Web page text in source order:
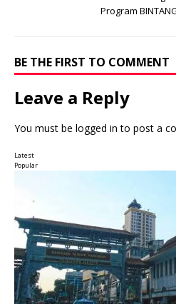
Program
BE THE FIRST TO COMMENT
Leave a Reply
You must be logged in to post a
Latest
Popular